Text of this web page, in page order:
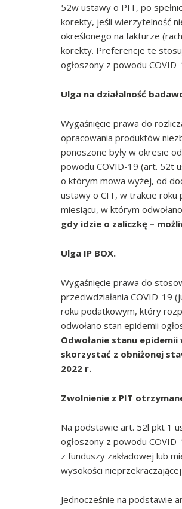
52w ustawy o PIT, po
korekty, jeśli wierzytelność
określonego na fakturze
korekty. Preferencje te
ogłoszony z powodu
Ulga na działalność
Wygaśnięcie prawa do
opracowania produktów
ponoszone były w okresie
powodu COVID-19 (art. 52t
o którym mowa wyżej, od
ustawy o CIT, w trakcie roku
miesiącu, w którym
gdy idzie o zaliczkę –
Ulga IP BOX.
Wygaśnięcie prawa do
przeciwdziałania COVID-19
roku podatkowym, który
odwołano stan epidemii
Odwołanie stanu
skorzystać z obniżonej
2022 r.
Zwolnienie z PIT
Na podstawie art. 52l pkt 1
ogłoszony z powodu
z funduszy zakładowej lub
wysokości
Jednocześnie na podstawie